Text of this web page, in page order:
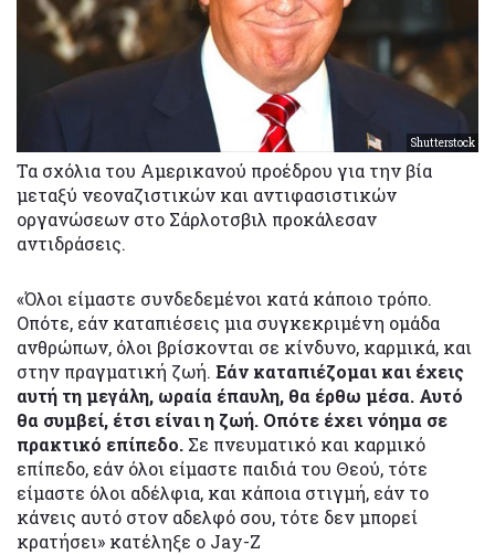
Shutterstock
Τα σχόλια του Αμερικανού προέδρου για την βία
μεταξύ νεοναζιστικών και αντιφασιστικών
οργανώσεων στο Σάρλοτσβιλ προκάλεσαν
αντιδράσεις.
«Όλοι είμαστε συνδεδεμένοι κατά κάποιο τρόπο.
Οπότε, εάν καταπιέσεις μια συγκεκριμένη ομάδα
ανθρώπων, όλοι βρίσκονται σε κίνδυνο, καρμικά, και
στην πραγματική ζωή. Εάν καταπιέζομαι και έχεις
αυτή τη μεγάλη, ωραία έπαυλη, θα έρθω μέσα. Αυτό
θα συμβεί, έτσι είναι η ζωή. Οπότε έχει νόημα σε
πρακτικό επίπεδο. Σε πνευματικό και καρμικό
επίπεδο, εάν όλοι είμαστε παιδιά του Θεού, τότε
είμαστε όλοι αδέλφια, και κάποια στιγμή, εάν το
κάνεις αυτό στον αδελφό σου, τότε δεν μπορεί
κρατήσει» κατέληξε ο Jay-Z